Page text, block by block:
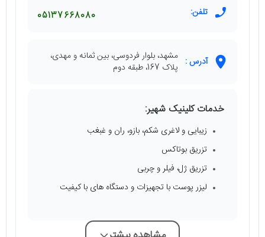
تلفن: 05137668080
آدرس : مشهد، بلوار فردوسی، بین ثمانه و مهدی،
پلاک 167، طبقه دوم
خدمات کلینیک شهیر:
زیبایی و لاغری شکم، بازو، ران و غبغب
تزریق بوتاکس
تزریق ژل، فیلر و چربی
لیزر پوست با تجهیزات و دستگاه های با کیفیت